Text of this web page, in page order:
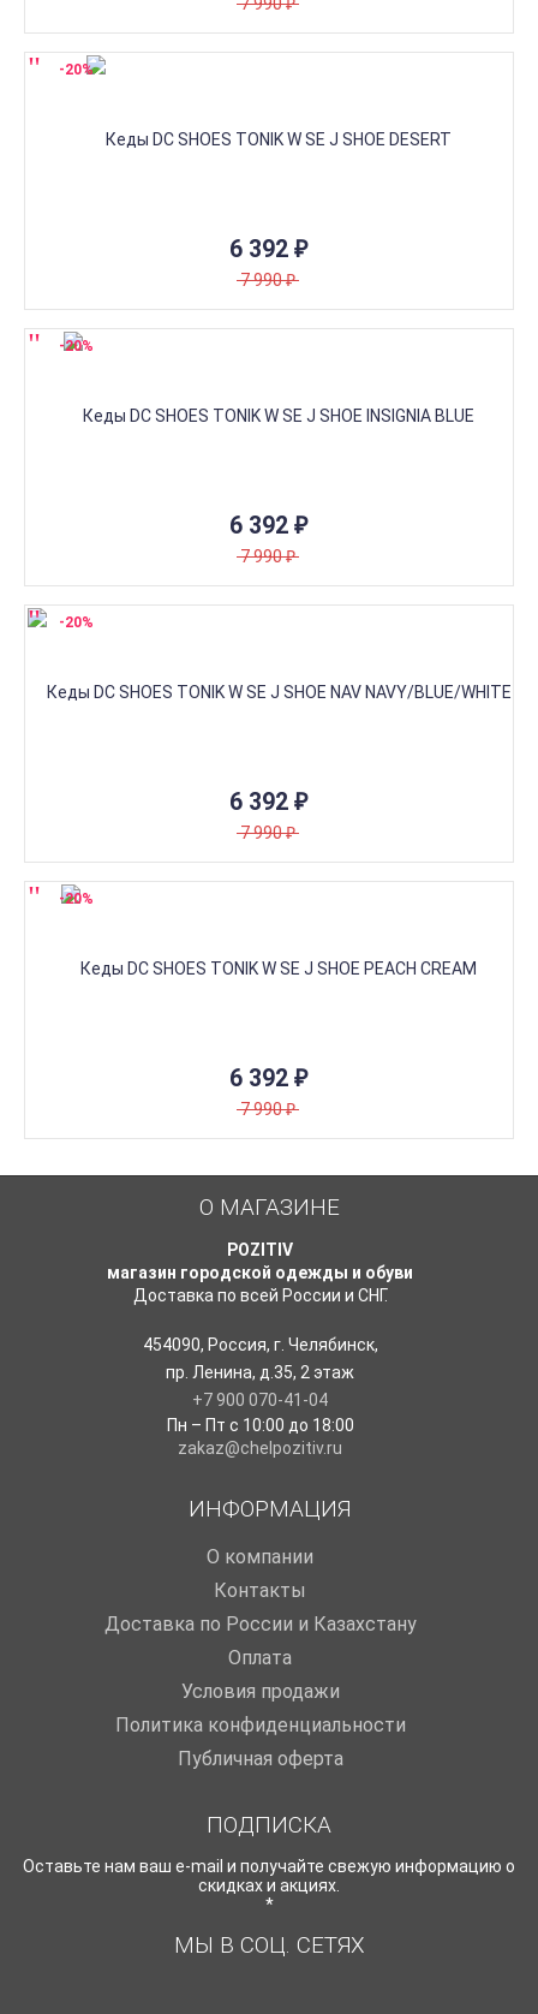
6 392 ₽
7 990₽
-20%
6 392 ₽
7 990₽
-20%
6 392 ₽
7 990₽
-20%
6 392 ₽
7 990₽
-20%
О МАГАЗИНЕ
POZITIV
магазин городской одежды и обуви
Доставка по всей России и СНГ.
454090, Россия, г. Челябинск,
пр. Ленина, д.35, 2 этаж
+7 900 070-41-04
Пн – Пт с 10:00 до 18:00
zakaz@chelpozitiv.ru
ИНФОРМАЦИЯ
O компании
Контакты
Доставка по России и Казахстану
Оплата
Условия продажи
Политика конфиденциальности
Публичная оферта
ПОДПИСКА
Оставьте нам ваш e-mail и получайте свежую информацию о
скидках и акциях.
*
МЫ В СОЦ. СЕТЯХ